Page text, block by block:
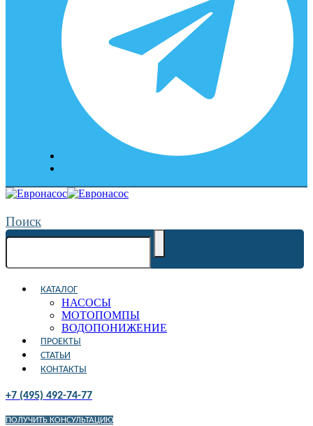
Поиск
КАТАЛОГ
НАСОСЫ
МОТОПОМПЫ
ВОДОПОНИЖЕНИЕ
ПРОЕКТЫ
СТАТЬИ
КОНТАКТЫ
+7 (495) 492-74-77
ПОЛУЧИТЬ КОНСУЛЬТАЦИЮ